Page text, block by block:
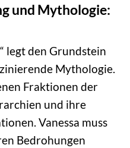
und Mythologie:
legt den Grundstein
Mythologie.
Fraktionen der
und ihre
Vanessa muss
Bedrohungen